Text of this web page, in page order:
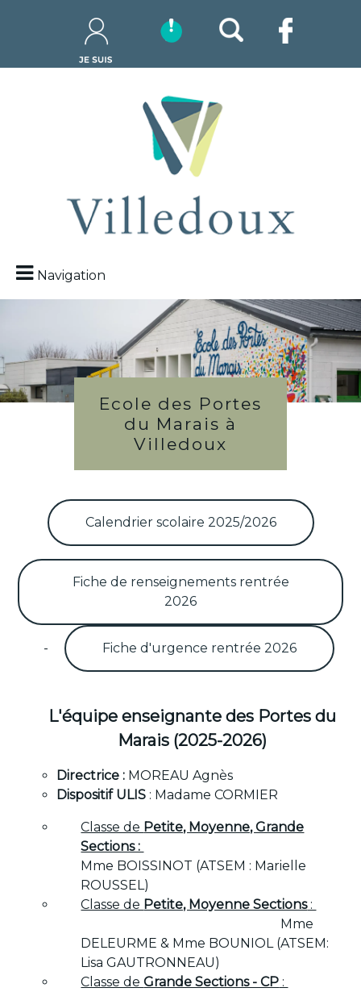
Navigation
Ecole des Portes
du Marais à
Villedoux
Calendrier scolaire 2025/2026
Fiche de renseignements rentrée
2026
- Fiche d'urgence rentrée 2026
L'équipe enseignante des Portes du
Marais (2025-2026)
Directrice : MOREAU Agnès
Dispositif ULIS : Madame CORMIER
Classe de Petite, Moyenne, Grande
Sections :
Mme BOISSINOT (ATSEM : Marielle
ROUSSEL)
Classe de Petite, Moyenne Sections:
Mme
DELEURME & Mme BOUNIOL (ATSEM:
Lisa GAUTRONNEAU)
Classe deGrande Sections - CP :